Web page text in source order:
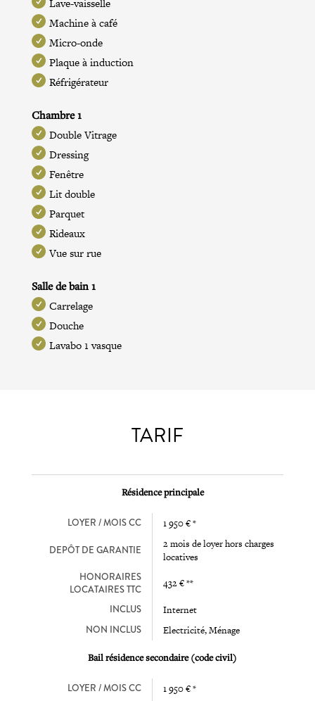
Machine à café
Micro-onde
Plaque à induction
Réfrigérateur
Chambre 1
Double Vitrage
Dressing
Fenêtre
Lit double
Parquet
Rideaux
Vue sur rue
Salle de bain 1
Carrelage
Douche
Lavabo 1 vasque
TARIF
Résidence principale
LOYER / MOIS CC 1 950 € *
DEPÔT DE GARANTIE
2 mois de loyer hors charges
locatives
HONORAIRES
LOCATAIRES TTC
432 € **
INCLUS Internet
NON INCLUS Electricité, Ménage
Bail résidence secondaire (code civil)
LOYER / MOIS CC 1 950 € *